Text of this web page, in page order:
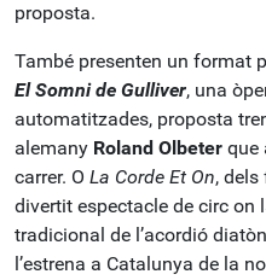
proposta.
També presenten un format
El Somni de Gulliver, una
automatitzades, proposta
alemany Roland Olbeter que
carrer. O La Corde Et On, dels
divertit espectacle de circ
tradicional de l’acordió
l’estrena a Catalunya de la